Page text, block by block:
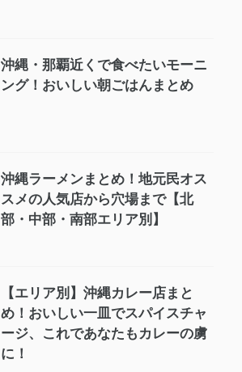
沖縄・那覇近くで食べたいモーニ
ング！おいしい朝ごはんまとめ
沖縄ラーメンまとめ！地元民オス
スメの人気店から穴場まで【北
部・中部・南部エリア別】
【エリア別】沖縄カレー店まと
め！おいしい一皿でスパイスチャ
ージ、これであなたもカレーの虜
に！